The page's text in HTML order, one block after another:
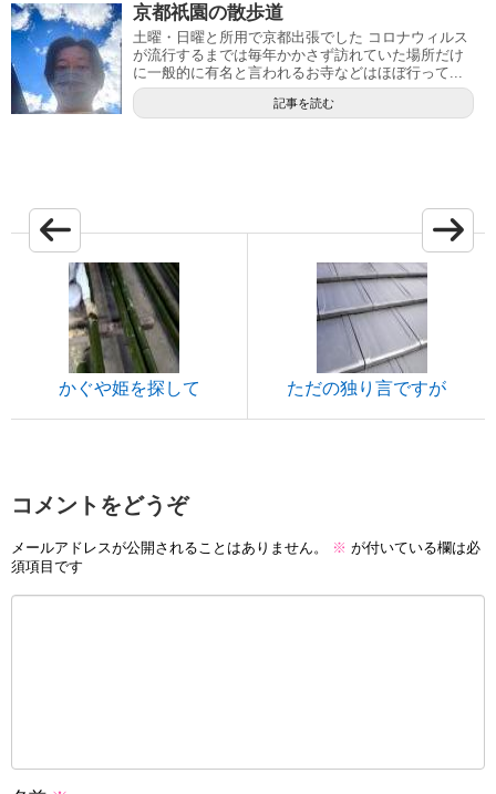
京都祇園の散歩道
土曜・日曜と所用で京都出張でした コロナウィルス
が流行するまでは毎年かかさず訪れていた場所だけ
に一般的に有名と言われるお寺などはほぼ行って...
記事を読む
かぐや姫を探して ただの独り言ですが
コメントをどうぞ
メールアドレスが公開されることはありません。 ※ が付いている欄は必
須項目です